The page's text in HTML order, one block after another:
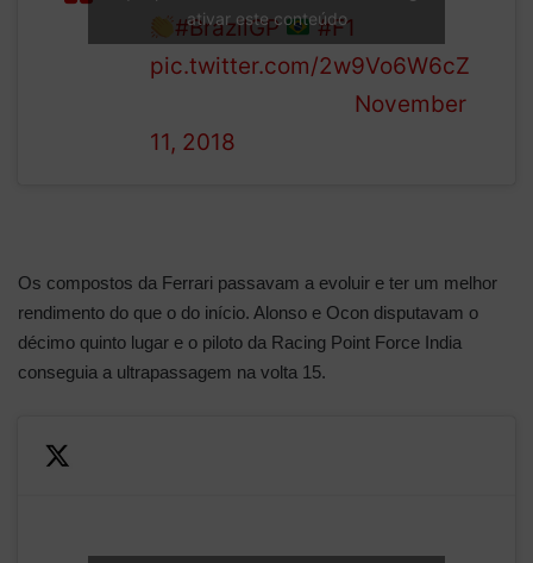
12/71
#BrazilGP
#F1
pic.twitter.com/2w9Vo6W6cZ
November
11, 2018
ativar este conteúdo
Os compostos da Ferrari passavam a evoluir e ter um melhor
rendimento do que o do início. Alonso e Ocon disputavam o
décimo quinto lugar e o piloto da Racing Point Force India
conseguia a ultrapassagem na volta 15.